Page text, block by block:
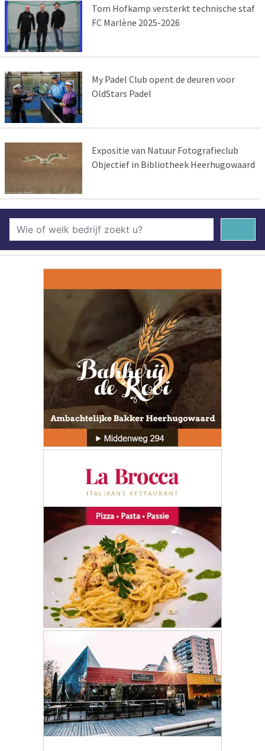
Tom Hofkamp versterkt technische staf
FC Marlène 2025-2026
My Padel Club opent de deuren voor
OldStars Padel
Expositie van Natuur Fotografieclub
Objectief in Bibliotheek Heerhugowaard